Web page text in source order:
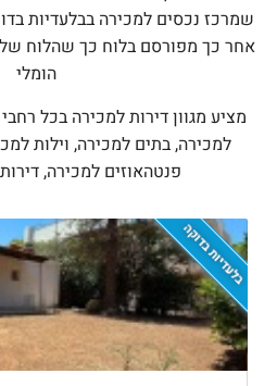
שמרכז נכסים למכירה בבלעדיות
אחר כך מפורסם בלוח כך שהלוח
הומלי
מציע מגוון דירות למכירה בכל
למכירה, בתים למכירה, וילות
פנטהאוזים למכירה,
בלעדיות בדוקה